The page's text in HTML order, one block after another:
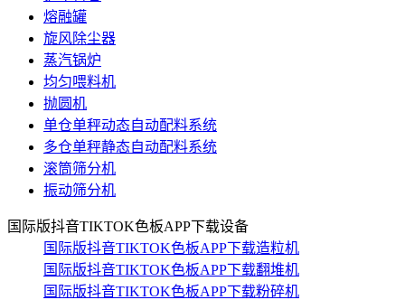
熔融罐
旋风除尘器
蒸汽锅炉
均匀喂料机
抛圆机
单仓单秤动态自动配料系统
多仓单秤静态自动配料系统
滚筒筛分机
振动筛分机
国际版抖音TIKTOK色板APP下载设备
国际版抖音TIKTOK色板APP下载造粒机
国际版抖音TIKTOK色板APP下载翻堆机
国际版抖音TIKTOK色板APP下载粉碎机